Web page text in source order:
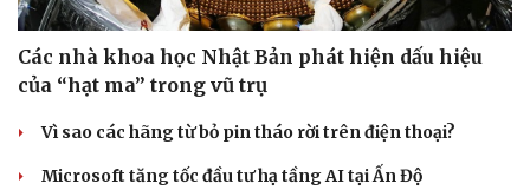
Văn hóa
Giải trí
Các nhà khoa học Nhật Bản phát hiện dấu hiệu
của “hạt ma” trong vũ trụ
Vì sao các hãng từ bỏ pin tháo rời trên điện thoại?
Microsoft tăng tốc đầu tư hạ tầng AI tại Ấn Độ